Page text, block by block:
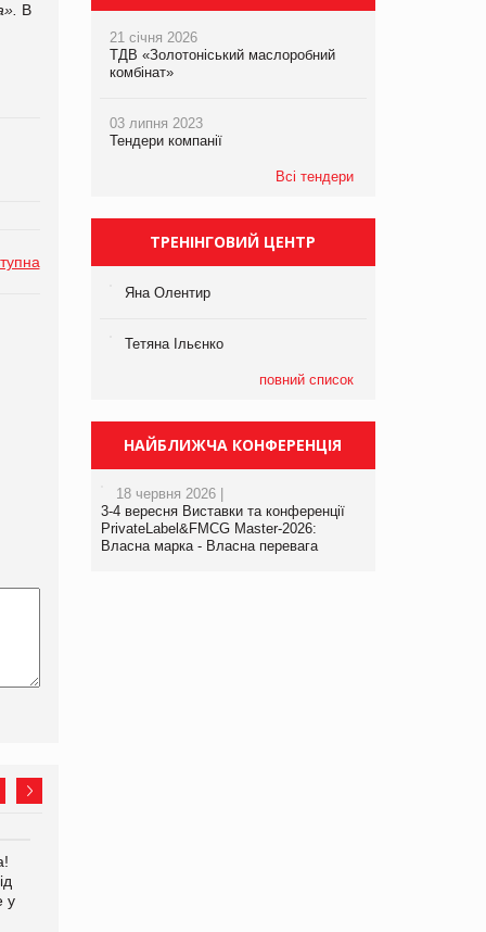
В
у
21 січня 2026
ТДВ «Золотоніський маслоробний
комбінат»
03 липня 2023
Тендери компанії
Всі тендери
ТРЕНІНГОВИЙ ЦЕНТР
Яна Олентир
Тетяна Ільєнко
повний список
НАЙБЛИЖЧА КОНФЕРЕНЦІЯ
18 червня 2026 |
3-4 вересня Виставки та конференції
PrivateLabel&FMCG Master-2026:
Власна марка - Власна перевага